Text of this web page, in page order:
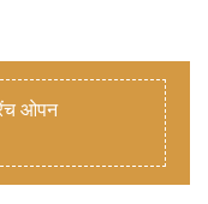
ओपन